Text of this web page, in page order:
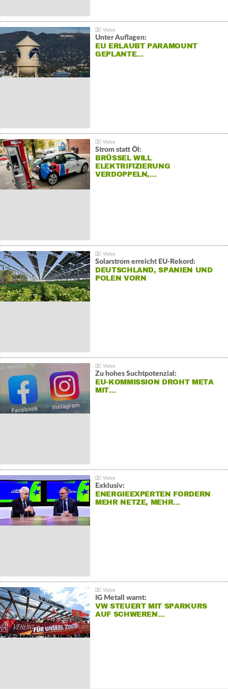
Unter Auflagen:
EU ERLAUBT PARAMOUNT
GEPLANTE…
Strom statt Öl:
BRÜSSEL WILL
ELEKTRIFIZIERUNG
VERDOPPELN,…
Solarstrom erreicht EU-Rekord:
DEUTSCHLAND, SPANIEN UND
POLEN VORN
Zu hohes Suchtpotenzial:
EU-KOMMISSION DROHT META
MIT…
Exklusiv:
ENERGIEEXPERTEN FORDERN
MEHR NETZE, MEHR…
IG Metall warnt:
VW STEUERT MIT SPARKURS
AUF SCHWEREN…